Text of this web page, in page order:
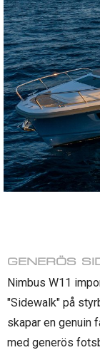
GENERÖS
Nimbus W11
"Sidewalk" på
skapar en genuin
med generös